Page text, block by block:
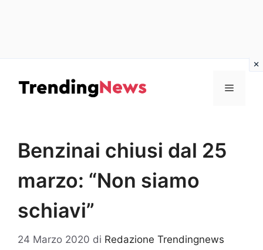
contenuto
Menu
Benzinai chiusi dal 25
marzo: “Non siamo
schiavi”
24 Marzo 2020 di Redazione Trendingnews